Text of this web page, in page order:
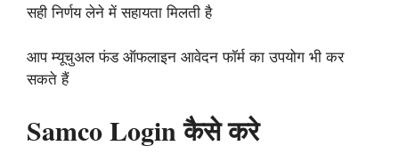
सही निर्णय लेने में सहायता मिलती है
आप म्यूचुअल फंड ऑफलाइन आवेदन फॉर्म का उपयोग भी कर
सकते हैं
Samco Login कैसे करे